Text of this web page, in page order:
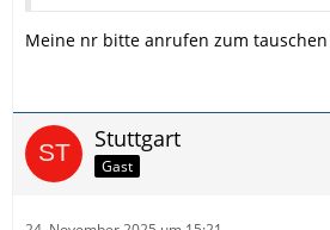
Meine nr bitte anrufen zum tauschen
Stuttgart
Gast